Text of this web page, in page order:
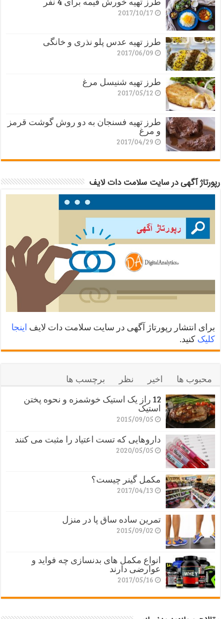
2017/10/17
طرز تهیه عدس پلو نذری و خانگی
2017/06/09
طرز تهیه شنیسل مرغ
2017/05/12
طرز تهیه فسنجان به دو روش گوشت قرمز
و مرغ
2017/04/29
رپورتاژ آگهی در سایت سلامت دات لایف
برای انتشار رپورتاژ آگهی در سایت سلامت دات لایف اینجا
کلیک کنید.
محبوب ها اخیر نظر
برچسب ها
12 راز یک استیک خوشمزه و نحوه پختن
استیک
2015/09/05
داروهایی که تست اعتیاد را مثبت می کنند
2020/05/05
مکمل گینر چیست؟
2017/04/13
تمرین ساده ساق پا در منزل
2015/09/02
انواع مکمل های بدنسازی چه فواید و
عوارضی دارند
2017/05/16